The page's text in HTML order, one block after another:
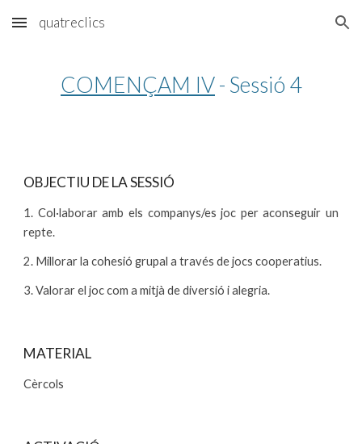
Skip to main content Skip to navigation
quatreclics
COMENÇAM IV - Sessió 4
OBJECTIU DE LA SESSIÓ
1. Col·laborar amb els companys/es joc per aconseguir un
repte.
2. Millorar la cohesió grupal a través de jocs cooperatius.
3. Valorar el joc com a mitjà de diversió i alegria.
MATERIAL
Cèrcols